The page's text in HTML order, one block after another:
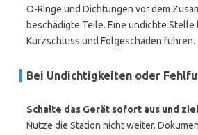
O-Ringe und Dichtungen vor dem
beschädigte Teile. Eine undichte Stelle
Kurzschluss und Folgeschäden führen.
Bei Undichtigkeiten oder
Schalte das Gerät sofort aus und
Nutze die Station nicht weiter.